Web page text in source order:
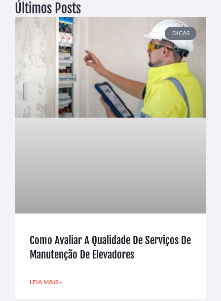
Últimos Posts
DICAS
Como Avaliar A Qualidade De Serviços De
Manutenção De Elevadores
LEIA MAIS »